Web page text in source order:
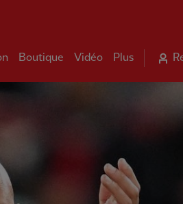
Boutique Vidéo Plus